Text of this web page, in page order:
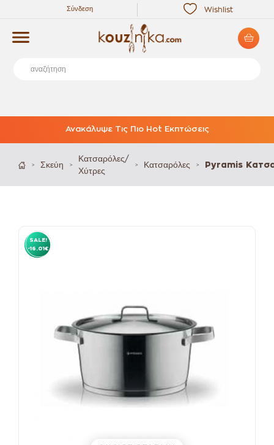
Wishlist
Σύνδεση
Ανακάλυψε Τις Πιο Hot Εκπτώσεις
> Σκεύη >
Κατσαρόλες/
Χύτρες
> Κατσαρόλες > Pyramis
SALE!
-16.01€